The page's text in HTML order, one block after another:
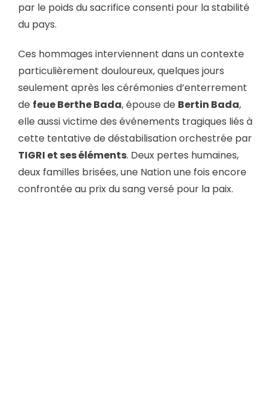
par le poids du sacrifice consenti pour la stabilité
du pays.
Ces hommages interviennent dans un contexte
particulièrement douloureux, quelques jours
seulement après les cérémonies d’enterrement
de feue Berthe Bada, épouse de Bertin Bada,
elle aussi victime des événements tragiques liés à
cette tentative de déstabilisation orchestrée par
TIGRI et ses éléments. Deux pertes humaines,
deux familles brisées, une Nation une fois encore
confrontée au prix du sang versé pour la paix.